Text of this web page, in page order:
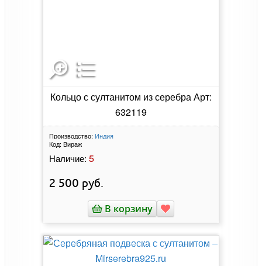
Кольцо с султанитом из серебра Арт:
632119
Производство: Индия
Код: Вираж
Наличие: 5
2 500 руб.
В корзину